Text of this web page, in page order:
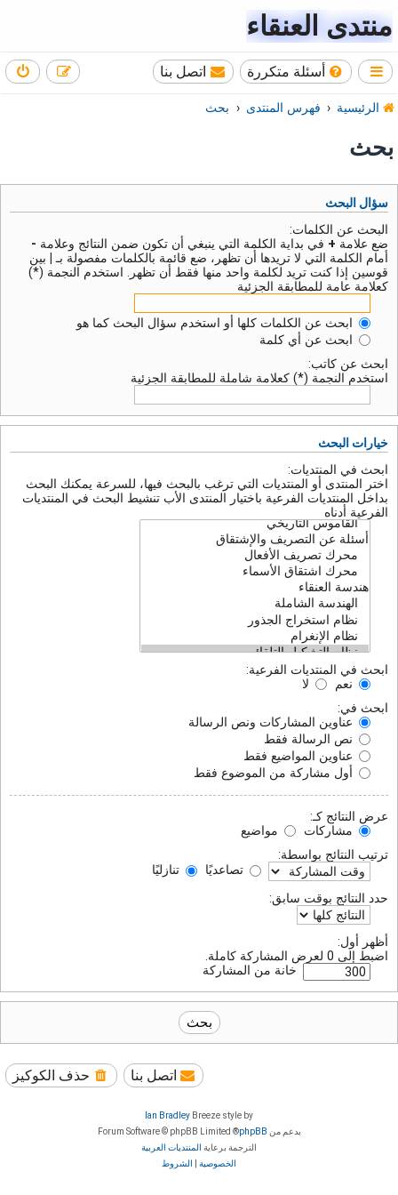
منتدى العنقاء
أسئلة متكررة اتصل بنا
الرئيسية فهرس المنتدى بحث
بحث
سؤال البحث
البحث عن الكلمات:
ضع علامة + في بداية الكلمة التي ينبغي أن تكون ضمن النتائج وعلامة -
أمام الكلمة التي لا تريدها أن تظهر، ضع قائمة بالكلمات مفصولة بـ
بين
قوسين إذا كنت تريد لكلمة واحد منها فقط أن تظهر. استخدم النجمة (*)
كعلامة عامة للمطابقة الجزئية
ابحث عن الكلمات كلها أو استخدم سؤال البحث كما هو
ابحث عن أي كلمة
ابحث عن كاتب:
استخدم النجمة (*) كعلامة شاملة للمطابقة الجزئية
خيارات البحث
ابحث في المنتديات:
اختر المنتدى أو المنتديات التي ترغب بالبحث فيها، للسرعة يمكنك البحث
بداخل المنتديات الفرعية باختيار المنتدى الأب تنشيط البحث في المنتديات
الفرعية أدناه
ابحث في المنتديات الفرعية:
نعم
لا
ابحث في:
عناوين المشاركات ونص الرسالة
نص الرسالة فقط
عناوين المواضيع فقط
أول مشاركة من الموضوع فقط
عرض النتائج كـ:
مشاركات
مواضيع
ترتيب النتائج بواسطة:
تصاعديًا
تنازليًا
حدد النتائج بوقت سابق:
أظهر أول:
اضبط إلى 0 لعرض المشاركة كاملة.
خانة من المشاركة
حذف الكوكيز اتصل بنا
Breeze style by
Ian Bradley
بدعم من phpBB
® Forum Software © phpBB Limited
الترجمة برعاية المنتديات العربية
الخصوصية
الشروط